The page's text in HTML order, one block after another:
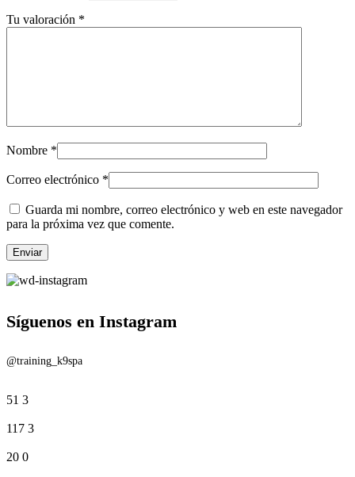
Tu valoración *
Nombre *
Correo electrónico *
Guarda mi nombre, correo electrónico y web en este navegador
para la próxima vez que comente.
Síguenos en Instagram
@training_k9spa
51 3
117 3
20 0